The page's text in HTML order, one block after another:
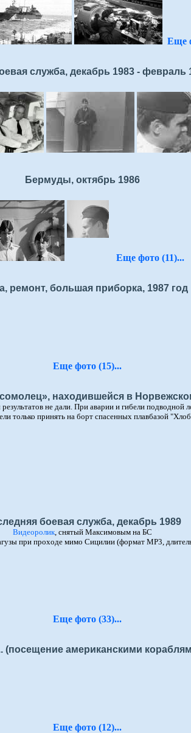
Еще
служба, декабрь 1983 - февраль
Бермуды, октябрь 1986
Еще фото (11)...
ремонт, большая приборка, 1987 год
Еще фото (15)...
находившейся в
не дали. При аварии и гибели
только принять на борт спасенных плавбазой
боевая служба, декабрь 1989
Видеоролик, снятый Максимовым на БС
при проходе мимо Сицилии (формат MP3,
Еще фото (33)...
(посещение американскими
Еще фото (12)...